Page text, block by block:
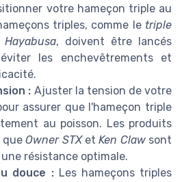
votre hameçon triple au
triples, comme le triple
, doivent être lancés
les enchevêtrements et
: Ajuster la tension de votre
assurer que l'hameçon triple
au poisson. Les produits
queOwner STXetKen Clawsont
résistance optimale.
douce :Les hameçons triples